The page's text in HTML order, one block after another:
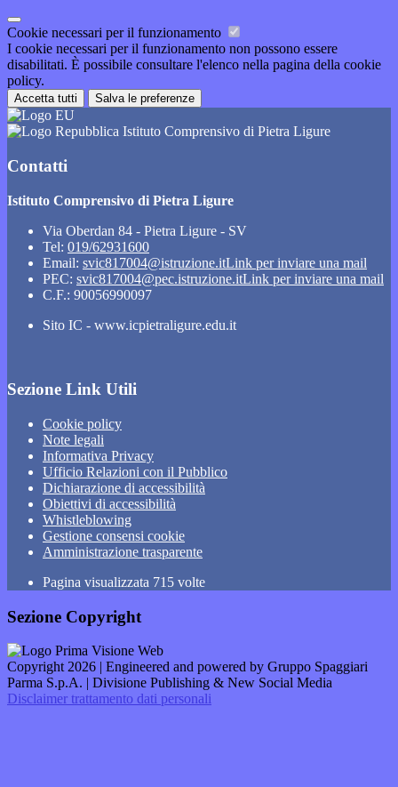
Cookie necessari per il funzionamento
I cookie necessari per il funzionamento non possono essere
disabilitati. È possibile consultare l'elenco nella pagina della cookie
policy.
Accetta tutti Salva le preferenze
Istituto Comprensivo di Pietra Ligure
Contatti
Istituto Comprensivo di Pietra Ligure
Via Oberdan 84 - Pietra Ligure - SV
Tel: 019/62931600
Email: svic817004@istruzione.itLink per inviare una mail
PEC: svic817004@pec.istruzione.itLink per inviare una mail
C.F.: 90056990097
Sito IC - www.icpietraligure.edu.it
Sezione Link Utili
Cookie policy
Note legali
Informativa Privacy
Ufficio Relazioni con il Pubblico
Dichiarazione di accessibilità
Obiettivi di accessibilità
Whistleblowing
Gestione consensi cookie
Amministrazione trasparente
Pagina visualizzata 715 volte
Sezione Copyright
Copyright 2026 | Engineered and powered by Gruppo Spaggiari
Parma S.p.A. | Divisione Publishing & New Social Media
Disclaimer trattamento dati personali